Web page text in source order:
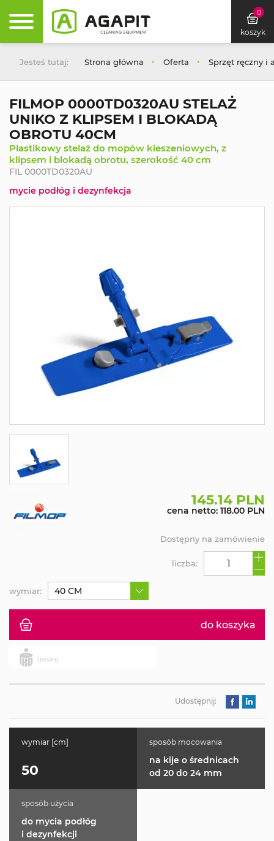
0
koszyk
Jesteś tutaj: Strona główna Oferta Sprzęt ręczny i
FILMOP 0000TD0320AU STELAŻ
UNIKO Z KLIPSEM I BLOKADĄ
OBROTU 40CM
Plastikowy stelaż do mopów kieszeniowych, z
klipsem i blokadą obrotu, szerokość 40 cm
FIL 0000TD0320AU
mycie podłóg i dezynfekcja
145.14 PLN
cena netto: 118.00 PLN
do koszyka
liczba:
Dostępny na zamówienie
wymiar: 40 CM
Udostępnij:
wymiar [cm]
50
sposób mocowania
na kije o średnicach
od 20 do 24 mm
sposób użycia
do mycia podłóg
i dezynfekcji